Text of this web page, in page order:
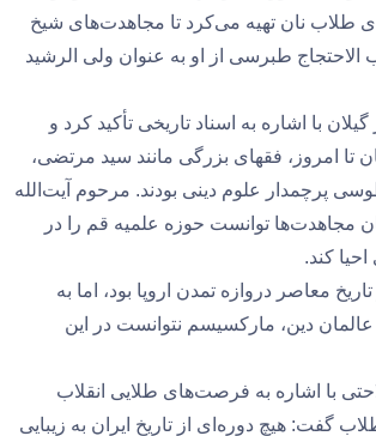
طلاب نان تهیه می‌کرد تا مجاهدت‌های شیخ
الاحتجاج طبرسی از او به عنوان ولی الرشید
با اشاره به اسناد تاریخی تأکید کرد و
تا امروز، فقهای بزرگی مانند سید مرتضی،
پرچمدار علوم دینی بودند. مرحوم آیت‌الله
مجاهدت‌ها توانست حوزه علمیه قم را در
کند.
معاصر دروازه تمدن اروپا بود، اما به
دین، مارکسیسم نتوانست در این
با اشاره به فرصت‌های طلایی انقلاب
گفت: هیچ دوره‌ای از تاریخ ایران به زیبایی